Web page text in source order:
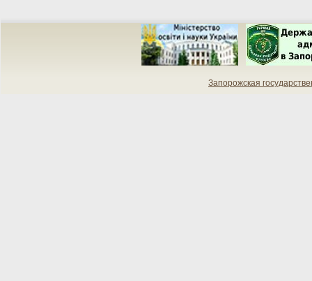
Запорожская